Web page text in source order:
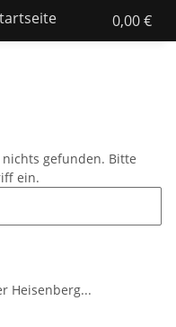
0,00 €
gefunden. Bitte
ein.